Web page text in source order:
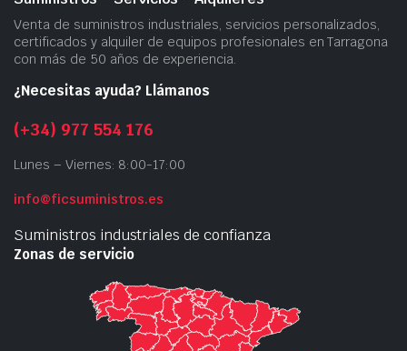
Venta de suministros industriales, servicios personalizados,
certificados y alquiler de equipos profesionales en Tarragona
con más de 50 años de experiencia.
¿Necesitas ayuda? Llámanos
(+34) 977 554 176
Lunes – Viernes: 8:00-17:00
info@ficsuministros.es
Suministros industriales de confianza
Zonas de servicio